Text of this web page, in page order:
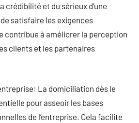
crédibilité et du sérieux d’une
satisfaire les exigences
contribue à améliorer la perception
clients et les partenaires
La domiciliation dès le
pour asseoir les bases
de l’entreprise. Cela facilite